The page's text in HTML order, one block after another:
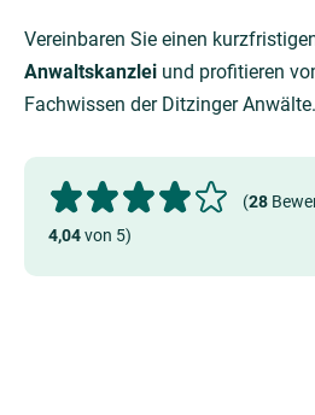
Vereinbaren Sie einen
Anwaltskanzlei und profitieren
Fachwissen der Ditzinger Anwälte.
(28
4,04von 5)